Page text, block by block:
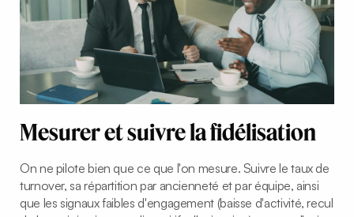
Mesurer et suivre la fidélisation
On ne pilote bien que ce que l'on mesure. Suivre le taux de
turnover, sa répartition par ancienneté et par équipe, ainsi
que les signaux faibles d'engagement (baisse d'activité, recul